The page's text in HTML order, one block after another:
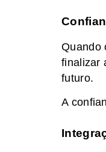
Quando
finalizar
futuro.
A